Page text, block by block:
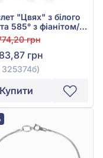
"Цвях" з білого
585° з фіанітом/
арт.
грн
грн
325374б)
Купити